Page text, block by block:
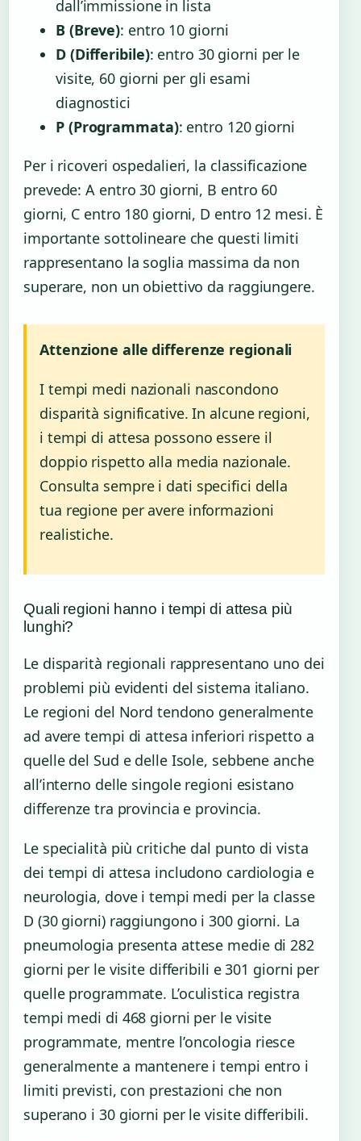
dall’immissione in lista
B (Breve): entro 10 giorni
D (Differibile): entro 30 giorni per le
visite, 60 giorni per gli esami
diagnostici
P (Programmata): entro 120 giorni
Per i ricoveri ospedalieri, la classificazione
prevede: A entro 30 giorni, B entro 60
giorni, C entro 180 giorni, D entro 12 mesi. È
importante sottolineare che questi limiti
rappresentano la soglia massima da non
superare, non un obiettivo da raggiungere.
Attenzione alle differenze regionali
I tempi medi nazionali nascondono
disparità significative. In alcune regioni,
i tempi di attesa possono essere il
doppio rispetto alla media nazionale.
Consulta sempre i dati specifici della
tua regione per avere informazioni
realistiche.
Quali regioni hanno i tempi di attesa più
lunghi?
Le disparità regionali rappresentano uno dei
problemi più evidenti del sistema italiano.
Le regioni del Nord tendono generalmente
ad avere tempi di attesa inferiori rispetto a
quelle del Sud e delle Isole, sebbene anche
all’interno delle singole regioni esistano
differenze tra provincia e provincia.
Le specialità più critiche dal punto di vista
dei tempi di attesa includono cardiologia e
neurologia, dove i tempi medi per la classe
D (30 giorni) raggiungono i 300 giorni. La
pneumologia presenta attese medie di 282
giorni per le visite differibili e 301 giorni per
quelle programmate. L’oculistica registra
tempi medi di 468 giorni per le visite
programmate, mentre l’oncologia riesce
generalmente a mantenere i tempi entro i
limiti previsti, con prestazioni che non
superano i 30 giorni per le visite differibili.